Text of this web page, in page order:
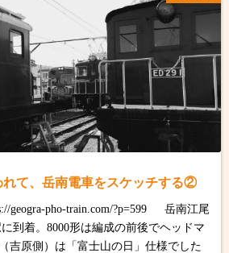
れて、岳南電車をスケッチする②
geogra-pho-train.com/?p=599 岳南江尾
着。8000形は編成の前後でヘッドマ
吉原側）は「富士山の日」仕様でした